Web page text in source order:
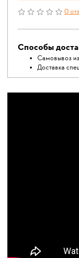
0
Способы
Самовывоз
Доставка